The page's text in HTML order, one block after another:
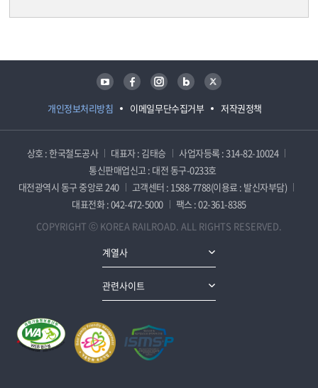
개인정보처리방침 이메일무단수집거부 저작권정책
유튜브 페이스북 인스타그램 블로그 트위터
상호 : 한국철도공사 대표자 : 김태승
사업자등록 : 314-82-10024
통신판매업신고 : 대전 동구-0233호
대전광역시 동구 중앙로 240
고객센터 : 1588-7788(이용료 : 발신자부담)
대표전화 : 042-472-5000
팩스 : 02-361-8385
COPYRIGHT ⓒ KOREA RAILROAD. ALL RIGHTS RESERVED.
계열사
관련사이트